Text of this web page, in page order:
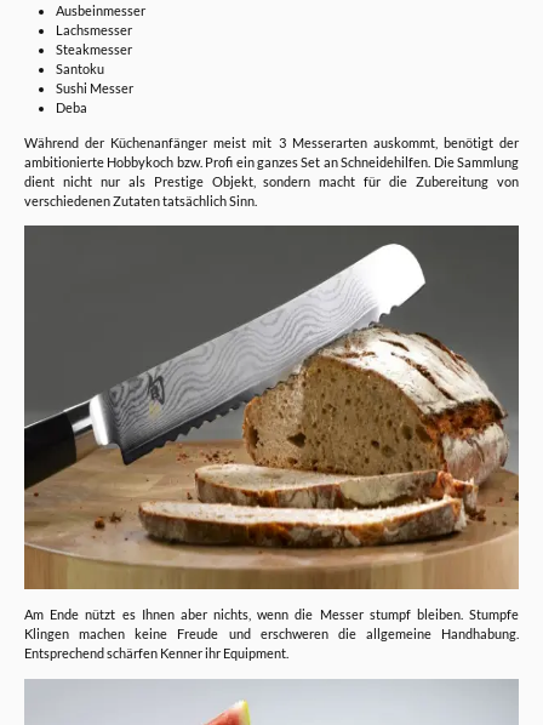
Ausbeinmesser
Lachsmesser
Steakmesser
Santoku
Sushi Messer
Deba
Während der Küchenanfänger meist mit 3 Messerarten auskommt, benötigt der
ambitionierte Hobbykoch bzw. Profi ein ganzes Set an Schneidehilfen. Die Sammlung
dient nicht nur als Prestige Objekt, sondern macht für die Zubereitung von
verschiedenen Zutaten tatsächlich Sinn.
Am Ende nützt es Ihnen aber nichts, wenn die Messer stumpf bleiben. Stumpfe
Klingen machen keine Freude und erschweren die allgemeine Handhabung.
Entsprechend schärfen Kenner ihr Equipment.